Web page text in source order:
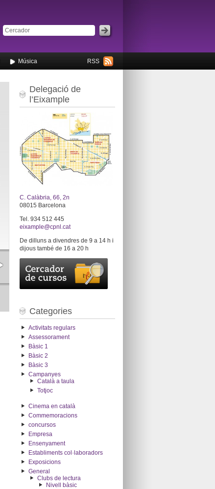
RSS
Música
Delegació de
l’Eixample
C. Calàbria, 66, 2n
08015 Barcelona
Tel. 934 512 445
eixample@cpnl.cat
De dilluns a divendres de 9 a 14 h i
dijous també de 16 a 20 h
Categories
Activitats regulars
Assessorament
Bàsic 1
Bàsic 2
Bàsic 3
Campanyes
Català a taula
Totjoc
Cinema en català
Commemoracions
concursos
Empresa
Ensenyament
Establiments col·laboradors
Exposicions
General
Clubs de lectura
Nivell bàsic